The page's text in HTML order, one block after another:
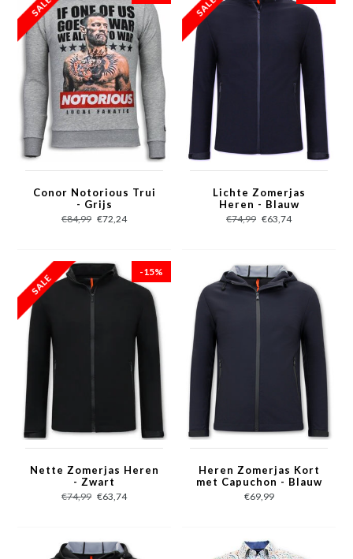
Conor Notorious Trui
- Grijs
€84,99 €72,24
Lichte Zomerjas
Heren - Blauw
€74,99 €63,74
-15%
Nette Zomerjas Heren
- Zwart
€74,99 €63,74
Heren Zomerjas Kort
met Capuchon - Blauw
€69,99